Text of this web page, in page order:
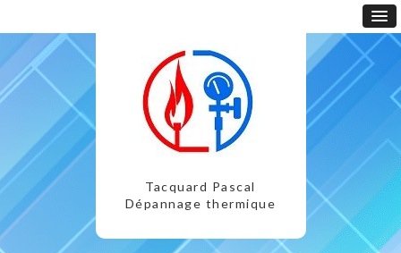
Tacquard Pascal
Dépannage thermique